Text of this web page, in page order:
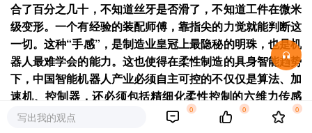
合了百分之几十，不知道丝牙是否滑了，不知道工件在微米
级变形。一个有经验的装配师傅，靠指尖的力觉就能判断这
一切。这种“手感”，是制造业皇冠上最隐秘的明珠，也是机
器人最难学会的能力。 这也使得在柔性制造的具身智能趋势
下，中国智能机器人产业必须自主可控的不仅仅是算法、加
速机、控制器，还必须包括精细化柔性控制的六维力传感
器。这是让机器人拥有“手感”最核心的部件。 2026年5月，
写出我的观点
0 0 0